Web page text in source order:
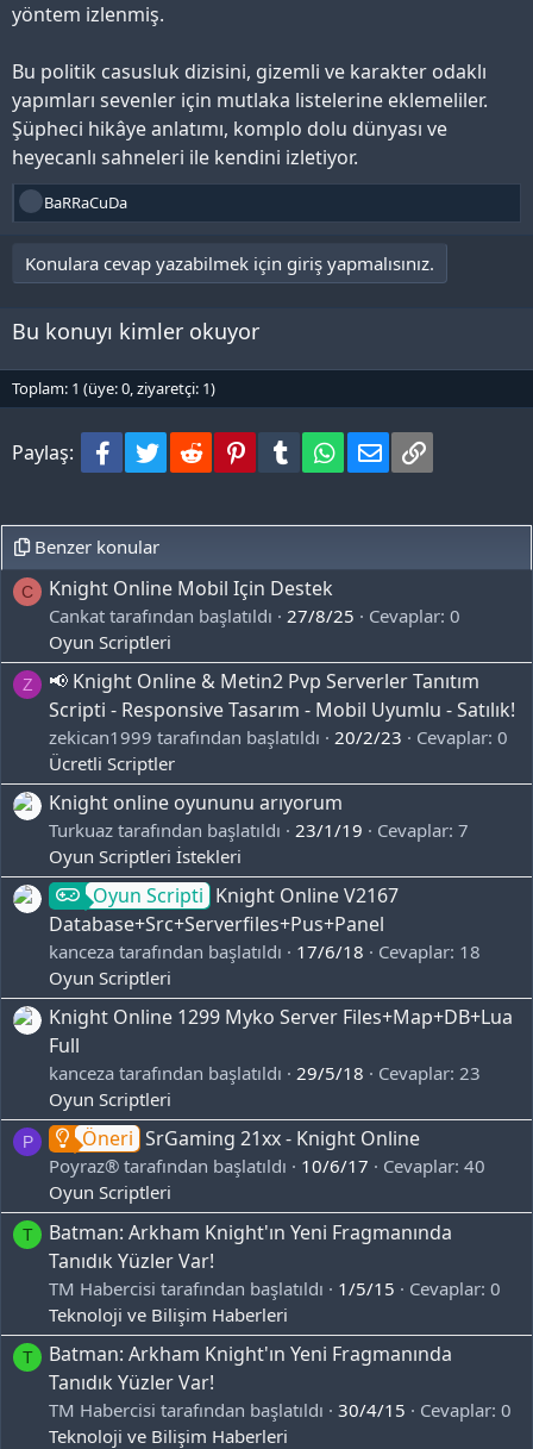
yöntem izlenmiş.
Bu politik casusluk dizisini, gizemli ve karakter odaklı
yapımları sevenler için mutlaka listelerine eklemeliler.
Şüpheci hikâye anlatımı, komplo dolu dünyası ve
heyecanlı sahneleri ile kendini izletiyor.
T
e
k
e
:
BaRRaCuDa
Konulara cevap yazabilmek için giriş yapmalısınız.
Bu konuyı kimler okuyor
Toplam: 1 (üye: 0, ziyaretçi: 1)
Paylaş: Facebook
Twitter Reddit PinterestTumblrWhatsApp
e-Posta
Benzer konular
C Knight Online Mobil Için Destek
Cankat tarafından başlatıldı 27/8/25
Cevaplar: 0
Oyun Scriptleri
Z
📢 Knight Online & Metin2 Pvp Serverler Tanıtım
Scripti - Responsive Tasarım - Mobil Uyumlu - Satılık!
zekican1999 tarafından başlatıldı 20/2/23
Cevaplar: 0
Ücretli Scriptler
Knight online oyununu arıyorum
Turkuaz tarafından başlatıldı 23/1/19
Cevaplar: 7
Oyun Scriptleri İstekleri
Oyun Scripti Knight Online V2167
Database+Src+Serverfiles+Pus+Panel
kanceza tarafından başlatıldı 17/6/18
Cevaplar: 18
Oyun Scriptleri
Knight Online 1299 Myko Server Files+Map+DB+Lua
Full
kanceza tarafından başlatıldı 29/5/18
Cevaplar: 23
Oyun Scriptleri
P Öneri SrGaming 21xx - Knight Online
Poyraz® tarafından başlatıldı 10/6/17
Cevaplar: 40
Oyun Scriptleri
T
Batman: Arkham Knight'ın Yeni Fragmanında
Tanıdık Yüzler Var!
TM Habercisi tarafından başlatıldı 1/5/15
Cevaplar: 0
Teknoloji ve Bilişim Haberleri
T
Batman: Arkham Knight'ın Yeni Fragmanında
Tanıdık Yüzler Var!
TM Habercisi tarafından başlatıldı 30/4/15
Cevaplar: 0
Teknoloji ve Bilişim Haberleri